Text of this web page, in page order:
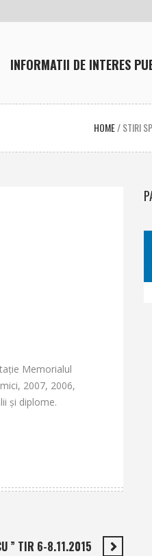
INFORMATII DE INTERES
HOME/STIRI
Memorialul
2007, 2006,
şi diplome.
” TIR 6-8.11.2015